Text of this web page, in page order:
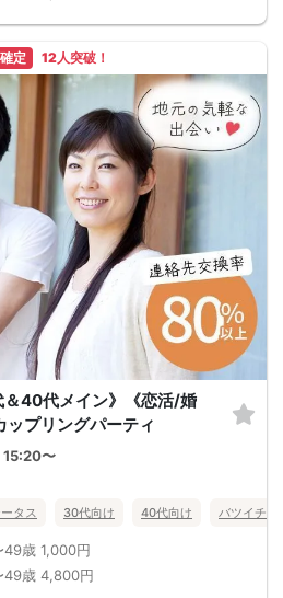
定 12人突破！
40代メイン》《恋活/婚
プリングパーティ
15:20〜
タス 30代向け 40代向け バツイチ・
49歳 1,000円
49歳 4,800円